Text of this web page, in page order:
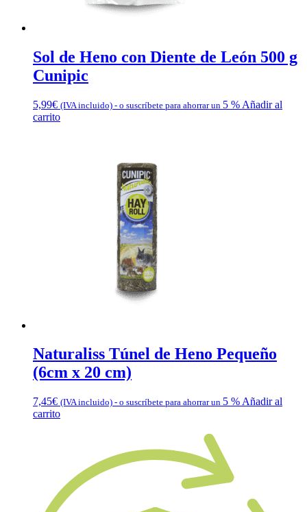
Sol de Heno con Diente de León 500 g
Cunipic
5,99€ (IVA incluido) - o suscríbete para ahorrar un 5 % Añadir al
carrito
Naturaliss Túnel de Heno Pequeño
(6cm x 20 cm)
7,45€ (IVA incluido) - o suscríbete para ahorrar un 5 % Añadir al
carrito